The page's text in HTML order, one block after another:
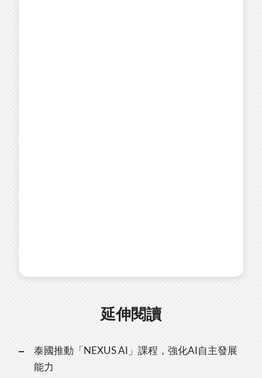
延伸閱讀
泰國推動「NEXUS AI」課程，強化AI自主發展
能力